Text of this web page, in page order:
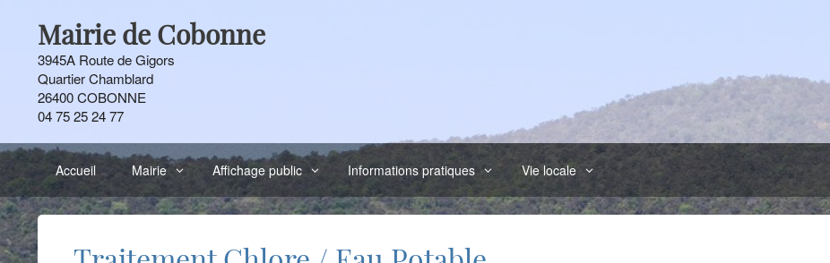
contenu
Mairie de Cobonne
3945A Route de Gigors
Quartier Chamblard
26400 COBONNE
04 75 25 24 77
Accueil Mairie Affichage public Informations pratiques Vie locale